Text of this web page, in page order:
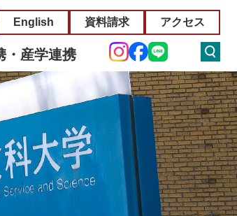
English 資料請求 アクセス
・産学連携